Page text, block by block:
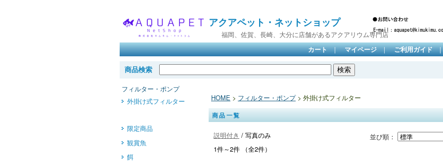
アクアペット・ネットショップ
福岡、佐賀、長崎、大分に店舗があるアクアリウム専門店
カート ｜ マイページ ｜ ご利用ガイド
商品検索
フィルター・ポンプ
外掛け式フィルター
限定商品
観賞魚
餌
HOME > フィルター・ポンプ> 外掛け式フィルター
商品一覧
並び順：
説明付き / 写真のみ
1件～2件 （全2件）